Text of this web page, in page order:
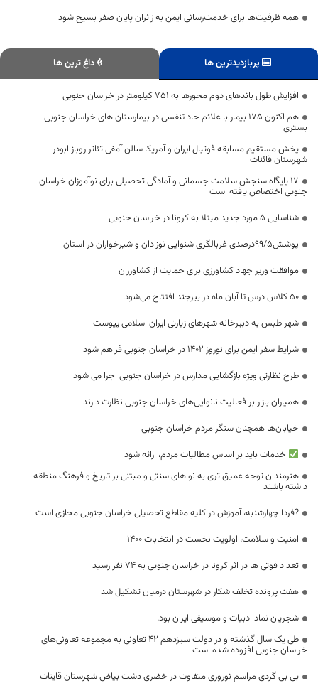
همه ظرفیت‌ها برای خدمت‌رسانی ایمن به زائران پایان صفر بسیج شود
پربازدیدترین ها داغ ترین ها
افزایش طول باند‌های دوم محور‌ها به ۷۵۱ کیلومتر در خراسان جنوبی
هم اکنون 175 بیمار با علائم حاد تنفسی در بیمارستان های خراسان جنوبی
بستری
پخش مستقیم مسابقه فوتبال ایران و آمریکا سالن آمفی تئاتر روباز ابوذر
شهرستان قائنات
۱۷ پایگاه سنجش سلامت جسمانی و آمادگی تحصیلی برای نوآموزان خراسان
جنوبی اختصاص یافته است
شناسایی ۵ مورد جدید مبتلا به کرونا در خراسان جنوبی
پوشش99/5درصدی غربالگری شنوایی نوزادان و شیرخواران در استان
موافقت وزیر جهاد کشاورزی برای حمایت از کشاورزان
۵۰ کلاس درس تا آبان ماه در بیرجند افتتاح می‌شود
شهر طبس به دبیرخانه شهرهای زیارتی ایران اسلامی پیوست
شرایط سفر ایمن برای نوروز 1402 در خراسان جنوبی فراهم شود
طرح نظارتی ویژه بازگشایی مدارس در خراسان جنوبی اجرا می شود
همیاران بازار بر فعالیت نانوایی‌های خراسان جنوبی نظارت دارند
خیابان‌ها همچنان سنگر مردم خراسان جنوبی
خدمات باید بر اساس مطالبات مردم، ارائه شود
هنرمندان توجه عمیق تری به نواهای سنتی و مبتنی بر تاریخ و فرهنگ منطقه
داشته باشند
?فردا چهارشنبه، آموزش در کلیه مقاطع تحصیلی خراسان جنوبی مجازی است
امنیت و سلامت، اولویت نخست در انتخابات ۱۴۰۰
تعداد فوتی ها در اثر کرونا در خراسان جنوبی به 74 نفر رسید
هفت پرونده تخلف شکار در شهرستان درمیان تشکیل شد
شجریان نماد ادبیات و موسیقی ایران بود.
طی یک سال گذشته و در دولت سیزدهم ۴۲ تعاونی به مجموعه تعاونی‌های
خراسان جنوبی افزوده شده است
بی بی گردی مراسم نوروزی متفاوت در خضری دشت بیاض شهرستان قاینات